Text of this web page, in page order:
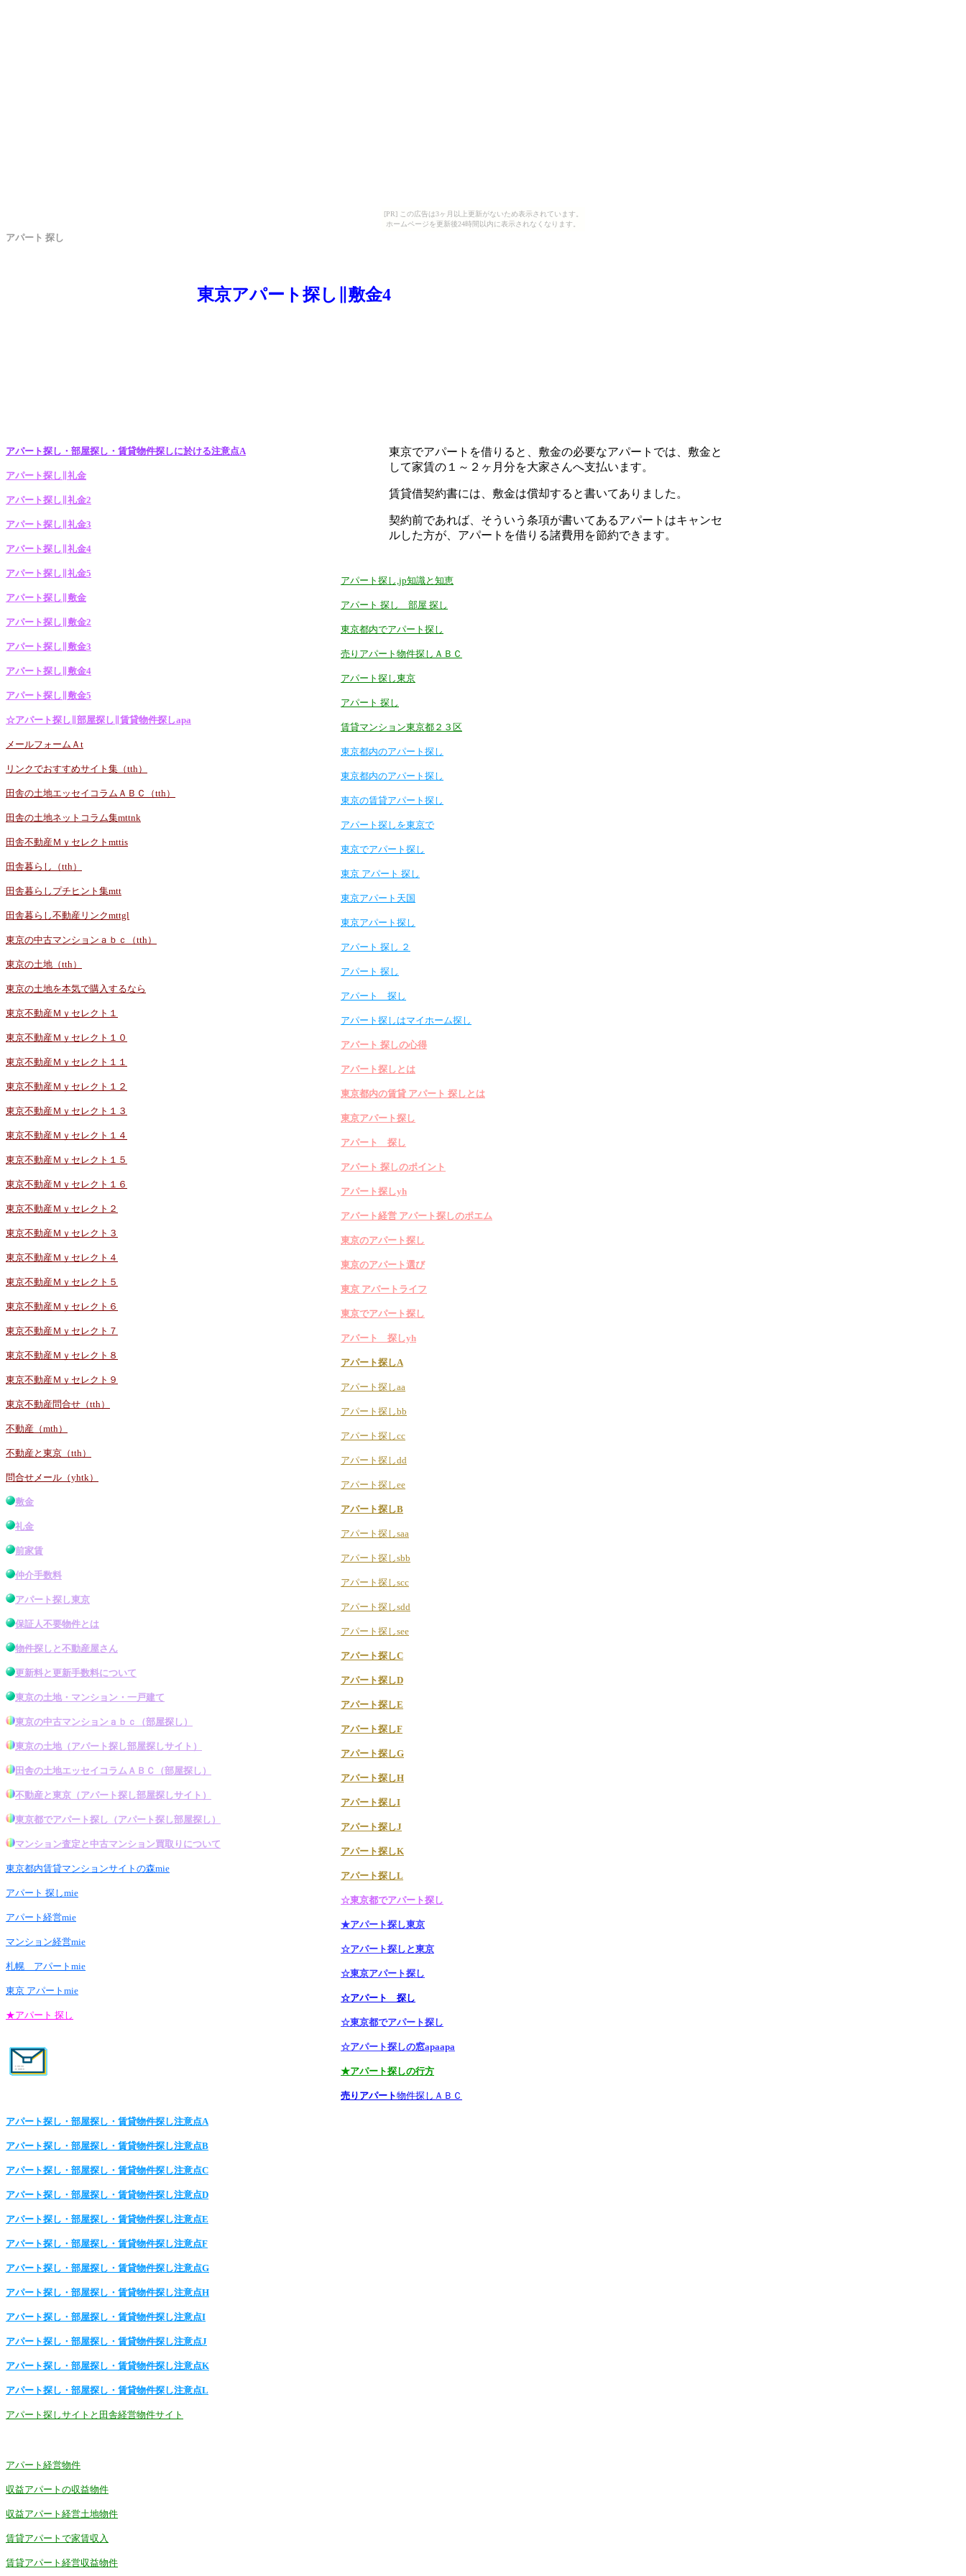
[PR] この広告は3ヶ月以上更新がないため表示されています。
ホームページを更新後24時間以内に表示されなくなります。
アパート 探し
東京アパート探し∥敷金4
アパート探し・部屋探し・賃貸物件探しに於ける注意点A
アパート探し∥礼金
アパート探し∥礼金2
アパート探し∥礼金3
アパート探し∥礼金4
アパート探し∥礼金5
アパート探し∥敷金
アパート探し∥敷金2
アパート探し∥敷金3
アパート探し∥敷金4
アパート探し∥敷金5
☆アパート探し∥部屋探し∥賃貸物件探しapa
メールフォームＡt
リンクでおすすめサイト集（tth）
田舎の土地エッセイコラムＡＢＣ（tth）
田舎の土地ネットコラム集mttnk
田舎不動産Ｍｙセレクトmttis
田舎暮らし（tth）
田舎暮らしプチヒント集mtt
田舎暮らし不動産リンクmttgl
東京の中古マンションａｂｃ（tth）
東京の土地（tth）
東京の土地を本気で購入するなら
東京不動産Ｍｙセレクト１
東京不動産Ｍｙセレクト１０
東京不動産Ｍｙセレクト１１
東京不動産Ｍｙセレクト１２
東京不動産Ｍｙセレクト１３
東京不動産Ｍｙセレクト１４
東京不動産Ｍｙセレクト１５
東京不動産Ｍｙセレクト１６
東京不動産Ｍｙセレクト２
東京不動産Ｍｙセレクト３
東京不動産Ｍｙセレクト４
東京不動産Ｍｙセレクト５
東京不動産Ｍｙセレクト６
東京不動産Ｍｙセレクト７
東京不動産Ｍｙセレクト８
東京不動産Ｍｙセレクト９
東京不動産問合せ（tth）
不動産（mth）
不動産と東京（tth）
問合せメール（yhtk）
敷金
礼金
前家賃
仲介手数料
アパート探し東京
保証人不要物件とは
物件探し と不動産屋さん
更新料と更新手数料について
東京の土地・マンション・一戸建て
東京の中古マンション ａｂｃ（部屋探し ）
東京の土地（アパート探し部屋探しサイト）
田舎の土地エッセイコラムＡＢＣ（部屋探し ）
不動産と東京 （アパート探し部屋探しサイト）
東京都でアパート探し （アパート探し部屋探し ）
マンション査定と中古マンション買取りについて
東京都内賃貸マンションサイトの森mie
アパート 探しmie
アパート経営mie
マンション経営mie
札幌 アパートmie
東京 アパートmie
★アパート 探し
東京でアパートを借りると、敷金の必要なアパートでは、敷金と
して家賃の１～２ヶ月分を大家さんへ支払います。
賃貸借契約書には、敷金は償却すると書いてありました。
契約前であれば、そういう条項が書いてあるアパートはキャンセ
ルした方が、アパートを借りる諸費用を節約できます。
アパート探し,jp知識と知恵
アパート 探し 部屋 探し
東京都内でアパート探し
売りアパート物件探しＡＢＣ
アパート探し東京
アパート 探し
賃貸マンション東京都２３区
東京都内のアパート探し
東京都内のアパート探し
東京の賃貸アパート探し
アパート探しを東京で
東京でアパート探し
東京 アパート 探し
東京アパート天国
東京アパート探し
アパート 探し ２
アパート 探し
アパート 探し
アパート探しはマイホーム探し
アパート 探しの心得
アパート探しとは
東京都内の賃貸 アパート 探しとは
東京アパート探し
アパート 探し
アパート 探しのポイント
アパート探しyh
アパート経営 アパート探しのポエム
東京のアパート探し
東京のアパート選び
東京 アパートライフ
東京でアパート探し
アパート 探しyh
アパート探しA
アパート探しaa
アパート探しbb
アパート探しcc
アパート探しdd
アパート探しee
アパート探しB
アパート探しsaa
アパート探しsbb
アパート探しscc
アパート探しsdd
アパート探しsee
アパート探しC
アパート探しD
アパート探しE
アパート探しF
アパート探しG
アパート探しH
アパート探しI
アパート探しJ
アパート探しK
アパート探しL
☆東京都でアパート探し
★アパート探し東京
☆アパート探しと東京
☆東京アパート探し
☆アパート 探し
☆東京都でアパート探し
☆アパート探しの窓apaapa
★アパート探しの行方
売りアパート物件探しＡＢＣ
アパート探し・部屋探し・賃貸物件探し注意点A
アパート探し・部屋探し・賃貸物件探し注意点B
アパート探し・部屋探し・賃貸物件探し注意点C
アパート探し・部屋探し・賃貸物件探し注意点D
アパート探し・部屋探し・賃貸物件探し注意点E
アパート探し・部屋探し・賃貸物件探し注意点F
アパート探し・部屋探し・賃貸物件探し注意点G
アパート探し・部屋探し・賃貸物件探し注意点H
アパート探し・部屋探し・賃貸物件探し注意点I
アパート探し・部屋探し・賃貸物件探し注意点J
アパート探し・部屋探し・賃貸物件探し注意点K
アパート探し・部屋探し・賃貸物件探し注意点L
アパート探しサイトと田舎経営物件サイト
アパート経営物件
収益アパートの収益物件
収益アパート経営土地物件
賃貸アパートで家賃収入
賃貸アパート経営収益物件